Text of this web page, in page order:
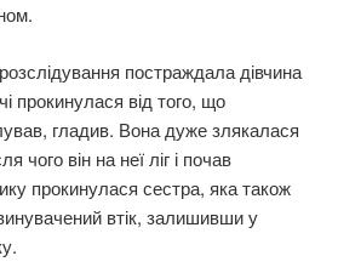
постраждала дівчина
прокинулася від того, що
гладив. Вона дуже злякалася
чого він на неї ліг і почав
прокинулася сестра, яка також
втік, залишивши у